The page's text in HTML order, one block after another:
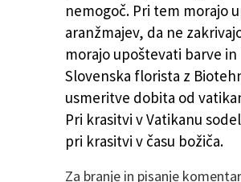
nemogoč. Pri tem morajo
aranžmajev, da ne
morajo upoštevati barve
Slovenska florista z
usmeritve dobita od
Pri krasitvi v Vatikanu
pri krasitvi v času božiča.
Za branje in pisanje